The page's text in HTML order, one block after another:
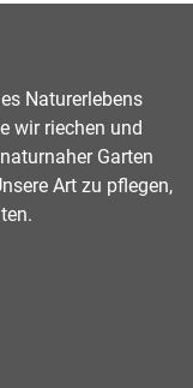
Naturerlebens
wir riechen und
Garten
Art zu pflegen,